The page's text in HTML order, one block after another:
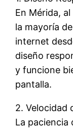
En Mérida,
la mayoría
internet
diseño
y funcione
pantalla.
2. Velocidad
La paciencia